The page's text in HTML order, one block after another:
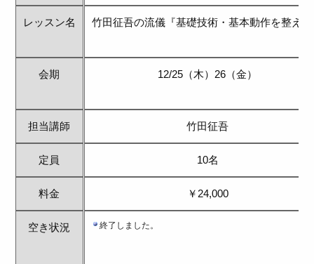
レッスン名
会期
担当講師
定員
料金
空き状況
竹田征吾の流儀『基礎技術・基本動作を整え
12/25（木）26（金）
竹田征吾
10名
￥24,000